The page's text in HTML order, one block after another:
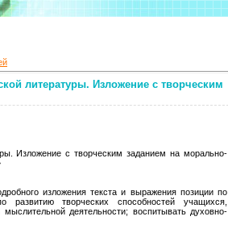
литературы. Изложение с творческим
Изложение с творческим заданием на морально-
изложения текста и выражения позиции по
развитию творческих способностей учащихся,
деятельности; воспитывать духовно-